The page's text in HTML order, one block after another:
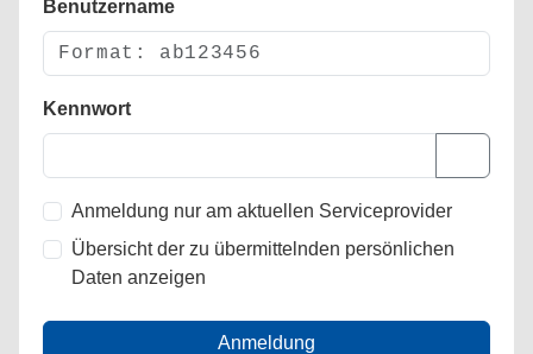
Benutzername
Kennwort
Anmeldung nur am aktuellen Serviceprovider
Übersicht der zu übermittelnden persönlichen
Daten anzeigen
Anmeldung